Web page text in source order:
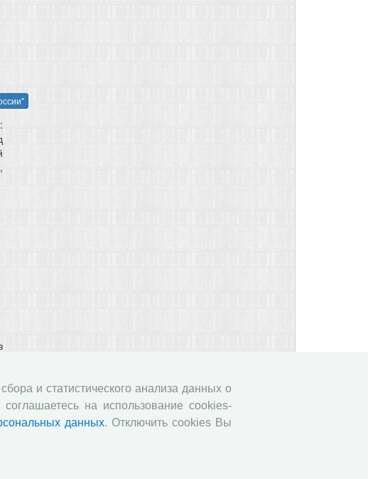
и статистического анализа данных о
на использование cookies-
данных. Отключить cookies Вы